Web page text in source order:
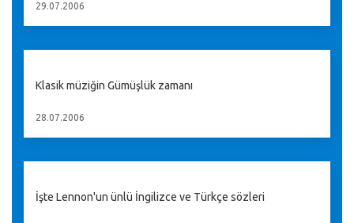
29.07.2006
Klasik müziğin Gümüşlük zamanı
28.07.2006
İşte Lennon'un ünlü İngilizce ve Türkçe sözleri